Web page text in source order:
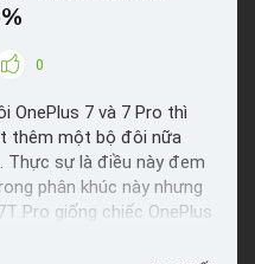
0
OnePlus 7 và 7 Pro thì
thêm một bộ đôi nữa
Thực sự là điều này đem
phân khúc này nhưng
Pro giống chiếc OnePlus